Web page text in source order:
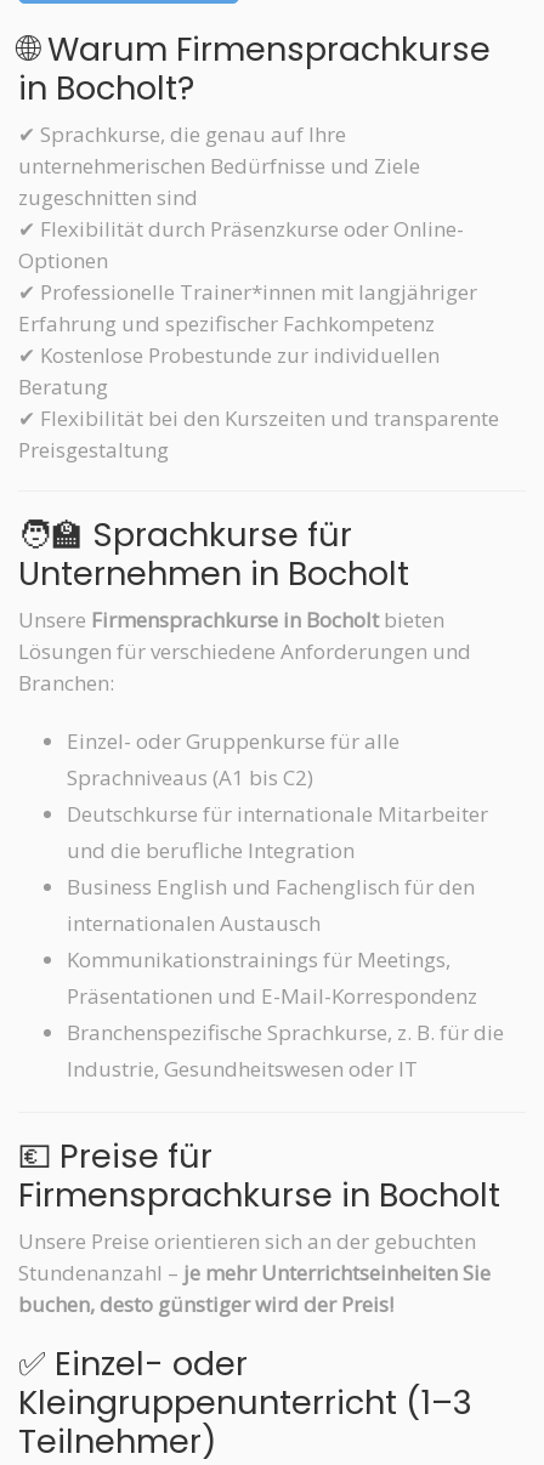
🌐 Warum Firmensprachkurse
in Bocholt?
✔ Sprachkurse, die genau auf Ihre
unternehmerischen Bedürfnisse und Ziele
zugeschnitten sind
✔ Flexibilität durch Präsenzkurse oder Online-
Optionen
✔ Professionelle Trainer*innen mit langjähriger
Erfahrung und spezifischer Fachkompetenz
✔ Kostenlose Probestunde zur individuellen
Beratung
✔ Flexibilität bei den Kurszeiten und transparente
Preisgestaltung
🧑‍🏫 Sprachkurse für
Unternehmen in Bocholt
Unsere Firmensprachkurse in Bocholtbieten
Lösungen für verschiedene Anforderungen und
Branchen:
Einzel- oder Gruppenkurse für alle
Sprachniveaus (A1 bis C2)
Deutschkurse für internationale Mitarbeiter
und die berufliche Integration
Business English und Fachenglisch für den
internationalen Austausch
Kommunikationstrainings für Meetings,
Präsentationen und E-Mail-Korrespondenz
Branchenspezifische Sprachkurse, z. B. für die
Industrie, Gesundheitswesen oder IT
💶 Preise für
Firmensprachkurse in Bocholt
Unsere Preise orientieren sich an der gebuchten
Stundenanzahl – je mehr Unterrichtseinheiten Sie
buchen, desto günstiger wird der Preis!
✅ Einzel- oder
Kleingruppenunterricht (1–3
Teilnehmer)